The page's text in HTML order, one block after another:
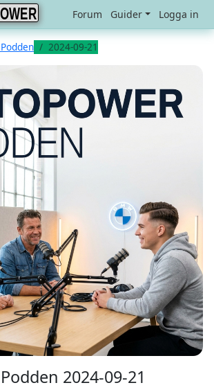
Forum Guider Logga in
2024-09-21
2024-09-21